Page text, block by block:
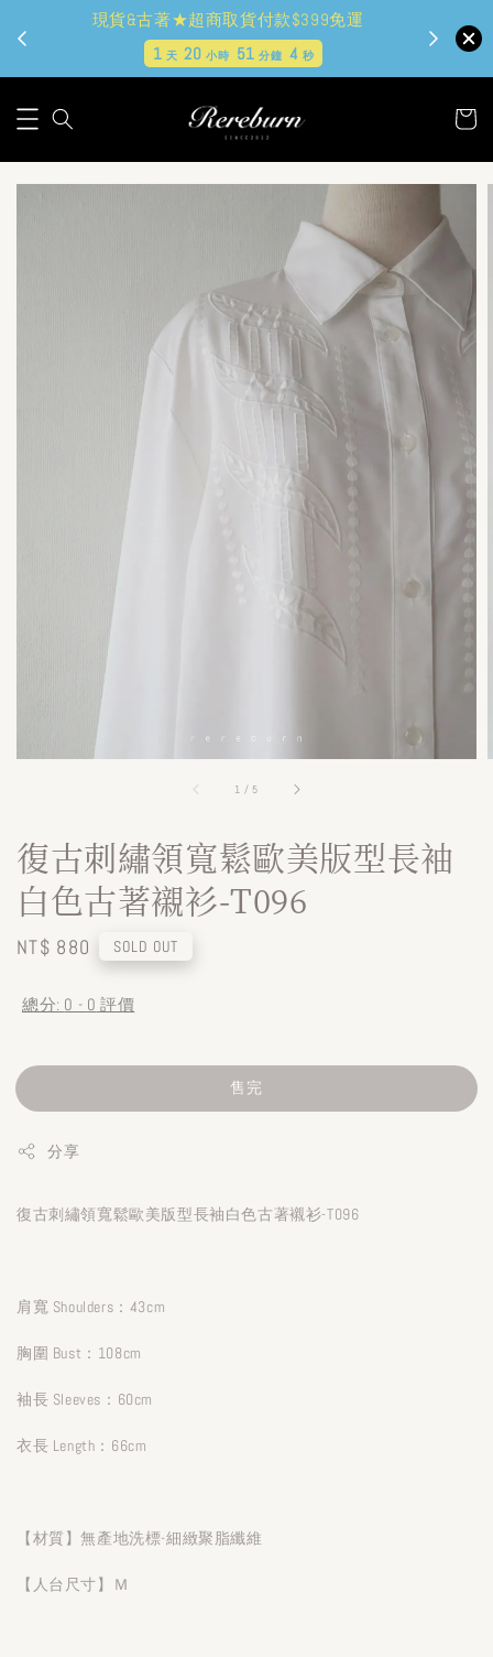
現貨&古著★超商取貨付款$399免運
1 天 20小時 51分鐘 3 秒
1 /5
復古刺繡領寬鬆歐美版型長袖
白色古著襯衫-T096
Regular
NT$ 880 SOLD OUT
總分: 0 - 0 評價
售完
分享
復古刺繡領寬鬆歐美版型長袖白色古著襯衫-T096
肩寬 Shoulders：43cm
胸圍 Bust：108cm
袖長 Sleeves：60cm
衣長 Length：66cm
【材質】無產地洗標-細緻聚脂纖維
【人台尺寸】Ｍ